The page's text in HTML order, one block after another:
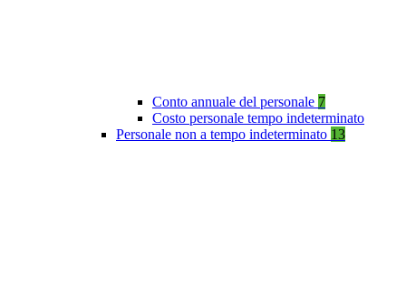
Conto annuale del personale 7
Costo personale tempo indeterminato
Personale non a tempo indeterminato 13